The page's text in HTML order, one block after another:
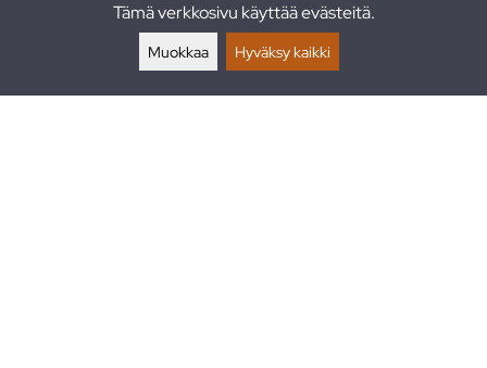
Tämä verkkosivu käyttää evästeitä.
Muokkaa Hyväksy kaikki